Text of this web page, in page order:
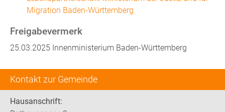
Kontakt zur Gemeinde
Hausanschrift:
Migration Baden-Württemberg
Freigabevermerk
25.03.2025 Innenministerium Baden-Württemberg